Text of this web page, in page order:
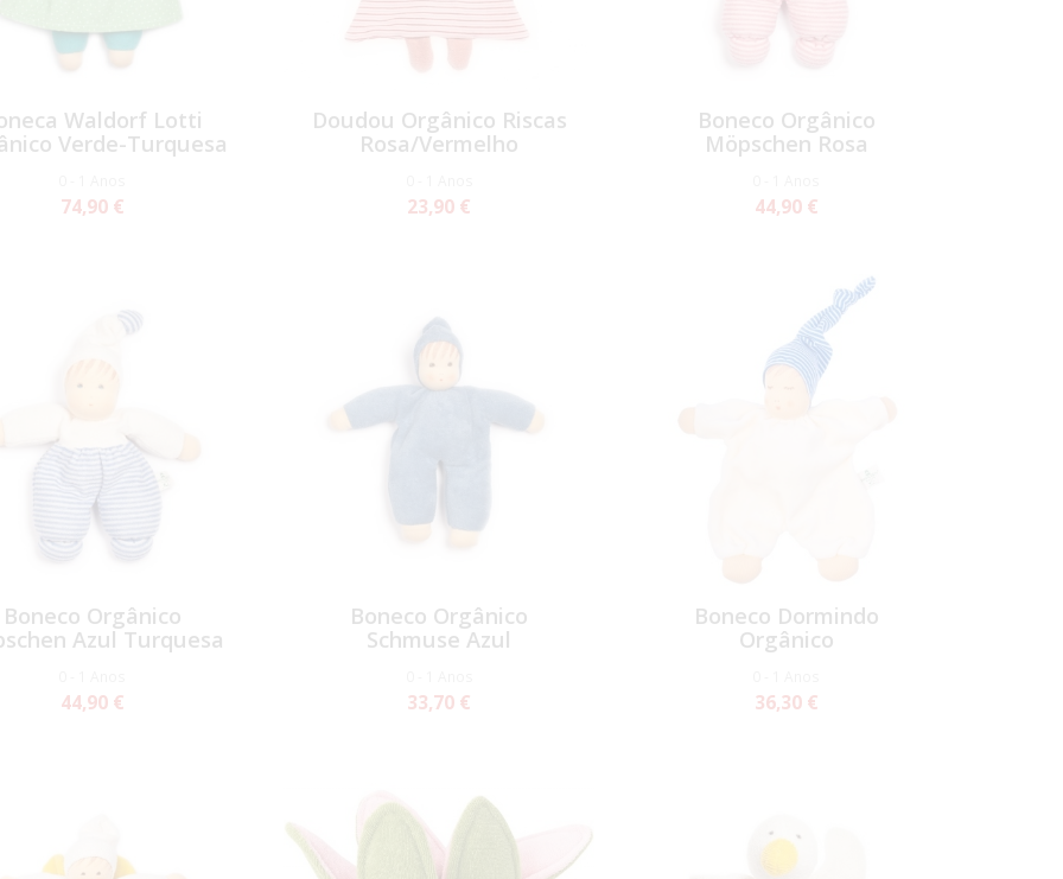
Waldorf Lotti
Verde-Turquesa
74,90 €
Doudou Orgânico Riscas
Rosa/Vermelho
23,90 €
Boneco Orgânico
Möpschen Rosa
44,90 €
Boneco Orgânico
Azul Turquesa
44,90 €
Boneco Orgânico
Schmuse Azul
33,70 €
Boneco Dormindo
Orgânico
36,30 €